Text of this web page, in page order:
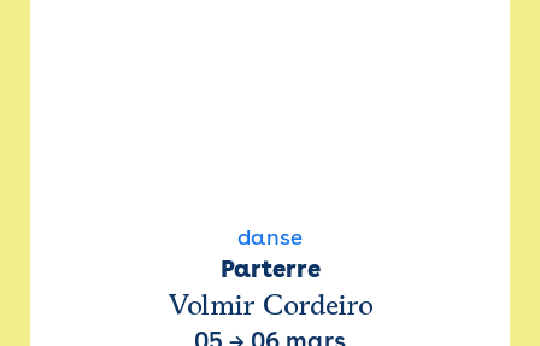
danse
Parterre
Volmir Cordeiro